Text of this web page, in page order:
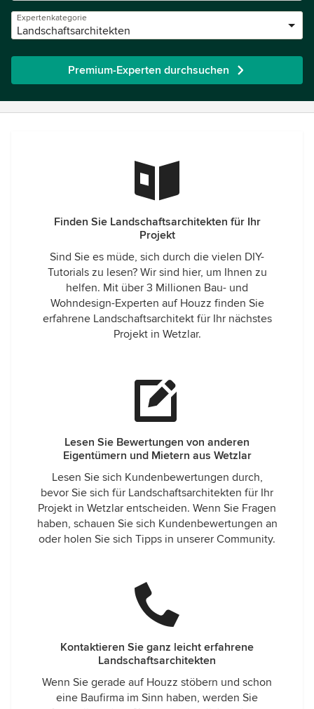
Expertenkategorie
Landschaftsarchitekten
Premium-Experten durchsuchen
Finden Sie Landschaftsarchitekten für Ihr
Projekt
Sind Sie es müde, sich durch die vielen DIY-
Tutorials zu lesen? Wir sind hier, um Ihnen zu
helfen. Mit über 3 Millionen Bau- und
Wohndesign-Experten auf Houzz finden Sie
erfahrene Landschaftsarchitekt für Ihr nächstes
Projekt in Wetzlar.
Lesen Sie Bewertungen von anderen
Eigentümern und Mietern aus Wetzlar
Lesen Sie sich Kundenbewertungen durch,
bevor Sie sich für Landschaftsarchitekten für Ihr
Projekt in Wetzlar entscheiden. Wenn Sie Fragen
haben, schauen Sie sich Kundenbewertungen an
oder holen Sie sich Tipps in unserer Community.
Kontaktieren Sie ganz leicht erfahrene
Landschaftsarchitekten
Wenn Sie gerade auf Houzz stöbern und schon
eine Baufirma im Sinn haben, werden Sie